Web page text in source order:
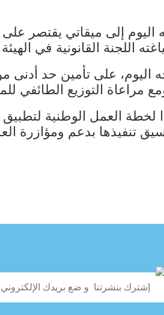
اليوم إلى ميقاتي يقتصر
التوزيع الطائفي
تنفيذها بدعم